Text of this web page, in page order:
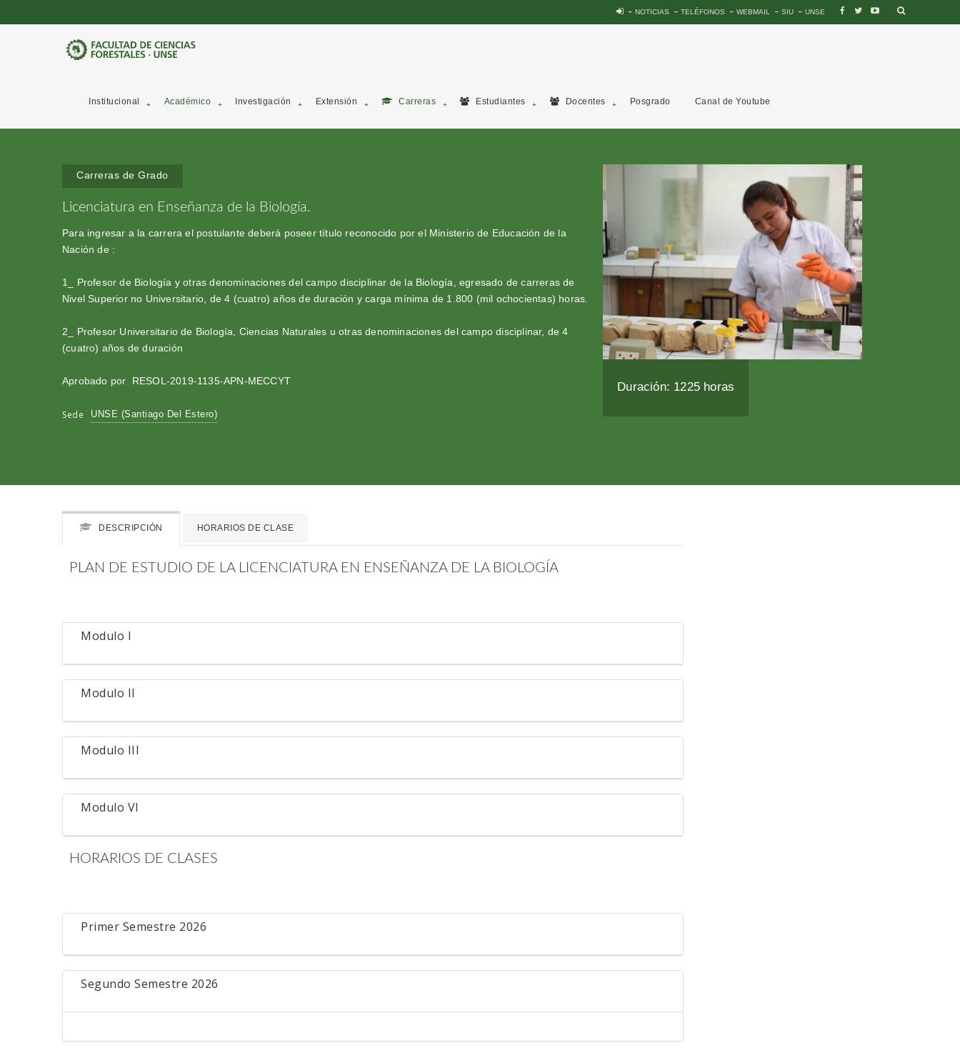
NOTICIAS TELÉFONOS WEBMAIL SIU UNSE
Institucional Académico Investigación Extensión Carreras Estudiantes Docentes Posgrado Canal de Youtube
Carreras de Grado
Licenciatura en Enseñanza de la Biología.
Para ingresar a la carrera el postulante deberá poseer título reconocido por el Ministerio de Educación de la
Nación de :
1_ Profesor de Biología y otras denominaciones del campo disciplinar de la Biología, egresado de carreras de
Nivel Superior no Universitario, de 4 (cuatro) años de duración y carga mínima de 1.800 (mil ochocientas) horas.
2_ Profesor Universitario de Biología, Ciencias Naturales u otras denominaciones del campo disciplinar, de 4
(cuatro) años de duración
Aprobado por RESOL-2019-1135-APN-MECCYT
Sede UNSE (Santiago Del Estero)
Duración: 1225 horas
DESCRIPCIÓN HORARIOS DE CLASE
PLAN DE ESTUDIO DE LA LICENCIATURA EN ENSEÑANZA DE LA BIOLOGÍA
Modulo I
Modulo II
Modulo III
Modulo VI
HORARIOS DE CLASES
Primer Semestre 2026
Segundo Semestre 2026